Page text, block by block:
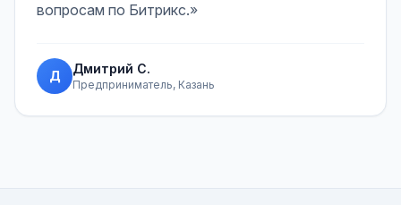
вопросам по Битрикс.»
Д Дмитрий С.
Предприниматель, Казань